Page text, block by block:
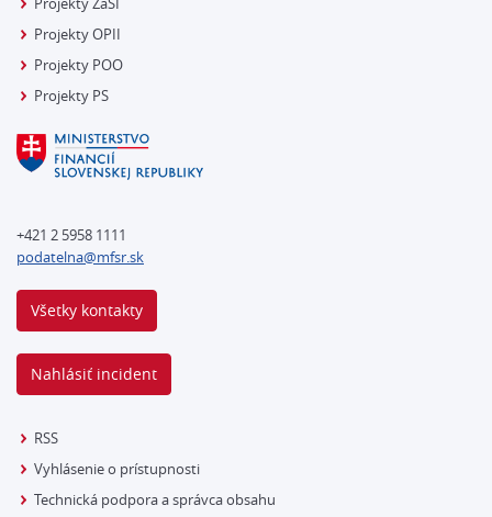
Projekty OPII
Projekty POO
Projekty PS
+421 2 5958 1111
podatelna@mfsr.sk
Všetky kontakty
Nahlásiť incident
RSS
Vyhlásenie o prístupnosti
Technická podpora a správca obsahu